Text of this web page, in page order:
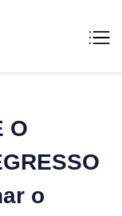
O
o